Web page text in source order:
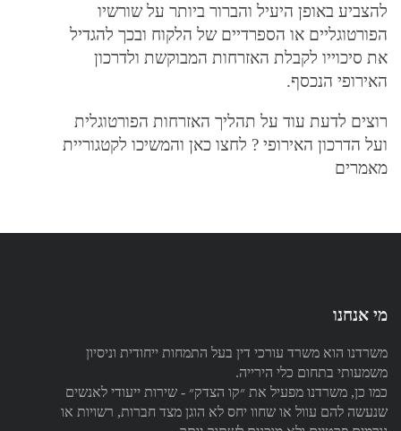
להצביע באופן היעיל והברור ביותר על שורשיו
הפורטוגליים או הספרדיים של הלקוח ובכך להגדיל
את סיכוייו לקבלת האזרחות המבוקשת ולדרכון
האירופי הנכסף.
רוצים לדעת עוד על תהליך האזרחות הפורטוגלית
ועל הדרכון האירופי ? לחצו כאן והמשיכו לקטגוריית
מאמרים
מי אנחנו
משרדנו הוא משרד עורכי דין בעל התמחות ייחודית וניסיון
משמעותי בתחום כלי הירייה.
כמו כן, משרדנו מפעיל את ״קו הצדק״ - שירות ייעודי לאנשים
שנעשה להם עוול או שחוו יחס לא הוגן מצד חברות, רשויות או